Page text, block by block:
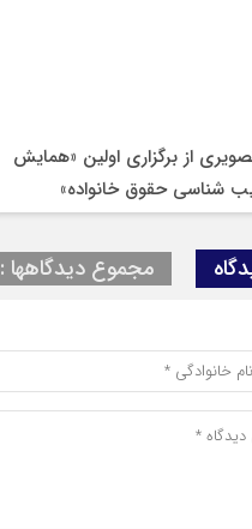
از برگزاری اولین «همایش
شناسی حقوق خانواده»
مجموع دیدگاهها : 1